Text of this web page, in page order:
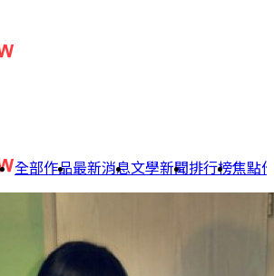
全部作品最新消息文學新聞排行榜焦點